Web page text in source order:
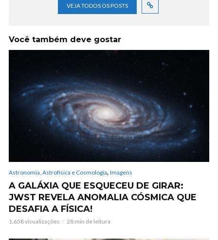
VEJA TODOS OS POSTS
Você também deve gostar
Astronomia, Astrofísica e Cosmologia, Imagens
A GALÁXIA QUE ESQUECEU DE GIRAR:
JWST REVELA ANOMALIA CÓSMICA QUE
DESAFIA A FÍSICA!
1.658 visualizações 28 min de leitura